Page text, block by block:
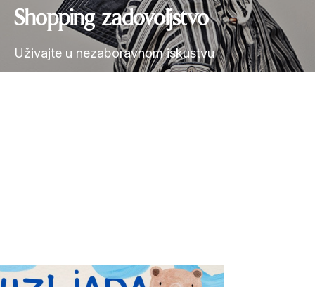
Shopping zadovoljstvo
Uživajte u nezaboravnom iskustvu